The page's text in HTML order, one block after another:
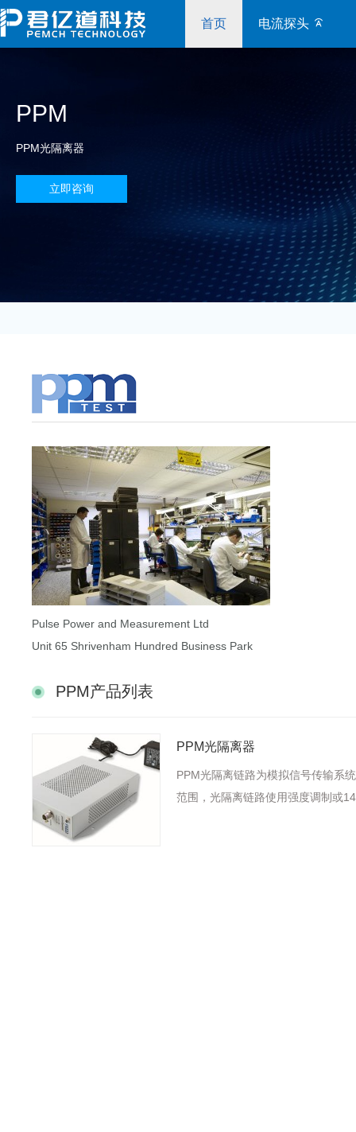
首页 电流探头
PPM
PPM光隔离器
立即咨询
Pulse Power and Measurement Ltd
Unit 65 Shrivenham Hundred Business Park
PPM产品列表
PPM光隔离器
PPM光隔离链路为模拟信号传输系
范围，光隔离链路使用强度调制或